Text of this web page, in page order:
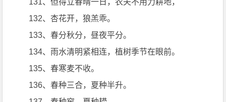
131、但得立春晴一日，农夫不用力耕地，
132、杏花开，狼羔乖。
133、春分秋分，昼夜平分。
134、雨水清明紧相连，植树季节在眼前。
135、春寒麦不收。
136、春种三合，夏种半升。